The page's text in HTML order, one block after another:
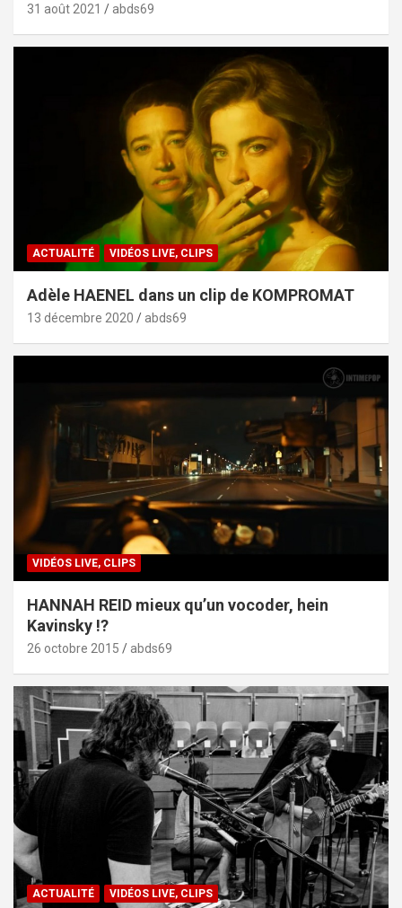
31 août 2021 abds69
ACTUALITÉ VIDÉOS LIVE, CLIPS
Adèle HAENEL dans un clip de KOMPROMAT
13 décembre 2020 abds69
VIDÉOS LIVE, CLIPS
HANNAH REID mieux qu’un vocoder, hein
Kavinsky !?
26 octobre 2015 abds69
ACTUALITÉ VIDÉOS LIVE, CLIPS